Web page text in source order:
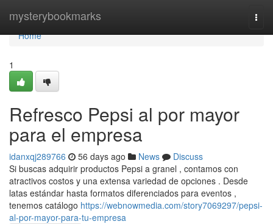
mysterybookmarks
Home
Home
1
Refresco Pepsi al por mayor
para el empresa
idanxqj289766 56 days ago News
Discuss
Si buscas adquirir productos Pepsi a granel , contamos con
atractivos costos y una extensa variedad de opciones . Desde
latas estándar hasta formatos diferenciados para eventos ,
tenemos catálogo https://webnowmedia.com/story7069297/pepsi-
al-por-mayor-para-tu-empresa